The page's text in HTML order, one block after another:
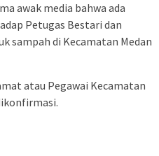
awak media bahwa ada
Petugas Bestari dan
sampah di Kecamatan Medan
atau Pegawai Kecamatan